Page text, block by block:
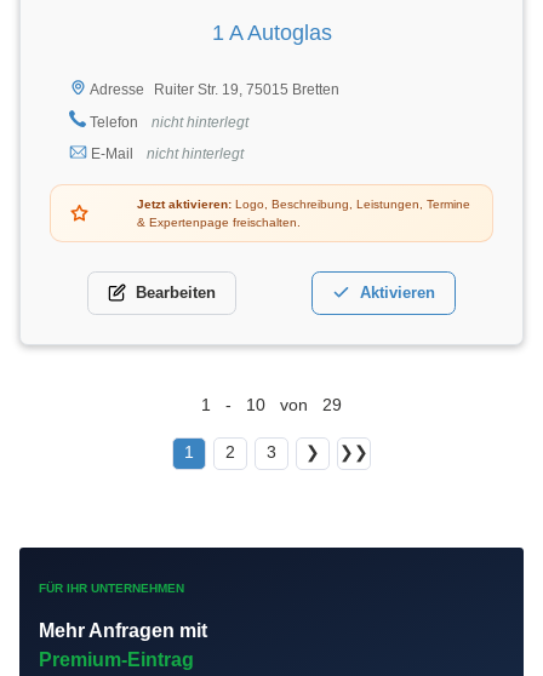
1 A Autoglas
Adresse
Ruiter Str. 19, 75015 Bretten
Telefon
nicht hinterlegt
E-Mail
nicht hinterlegt
Jetzt aktivieren: Logo, Beschreibung, Leistungen, Termine
& Expertenpage freischalten.
Bearbeiten Aktivieren
1 - 10 von 29
1 2 3 ❯ ❯❯
FÜR IHR UNTERNEHMEN
Mehr Anfragen mit
Premium-Eintrag